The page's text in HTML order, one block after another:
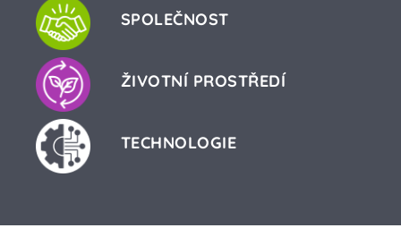
SPOLEČNOST
ŽIVOTNÍ PROSTŘEDÍ
TECHNOLOGIE